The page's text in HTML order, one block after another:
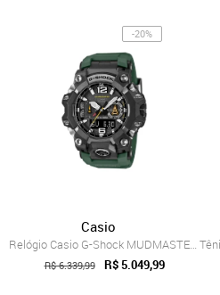
-20%
Casio
Relógio Casio G-Shock MUDMASTER GWG-B100...
R$ 6.339,99 R$ 5.049,99